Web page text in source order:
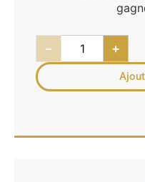
− +